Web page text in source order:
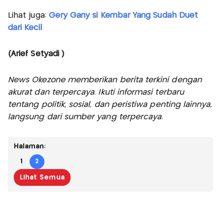
Lihat juga: Gery Gany si Kembar Yang Sudah Duet
dari Kecil
(Arief Setyadi )
News Okezone memberikan berita terkini dengan
akurat dan terpercaya. Ikuti informasi terbaru
tentang politik, sosial, dan peristiwa penting lainnya,
langsung dari sumber yang terpercaya.
Halaman:
1 2
Lihat Semua